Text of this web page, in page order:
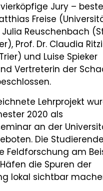
Jury –
Freise
Julia Reuschenbach
Prof. Dr. Claudia Ritzi
und Luise Spieker
Vertreterin der
Lehrprojekt
2020 als
an der
Die
Feldforschung am
die Spuren der
lokal sichtbar